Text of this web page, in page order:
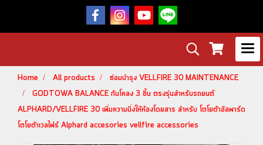
Home All products
ซ่อมบำรุง VELLFIRE 30 MAINTENANCE
GODTOWA BALANCE กันโคลง 3 ชิ้น ตรงรุ่นสำหรับรถยนต์
ALPHARD/VELLFIRE 30 เพิ่มความนิ่งให้ห้องโดยสาร สำหรับ โตโยต้าอัลพาร์ด
โตโยต้าเวลไฟร์ Alphard accesories vellfire accessories